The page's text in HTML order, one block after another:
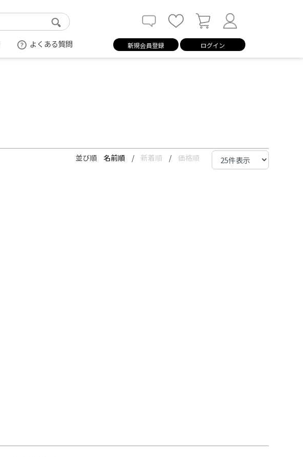
よくある質問 新規会員登録 ログイン
並び順 名前順 / 新着順 / 価格順